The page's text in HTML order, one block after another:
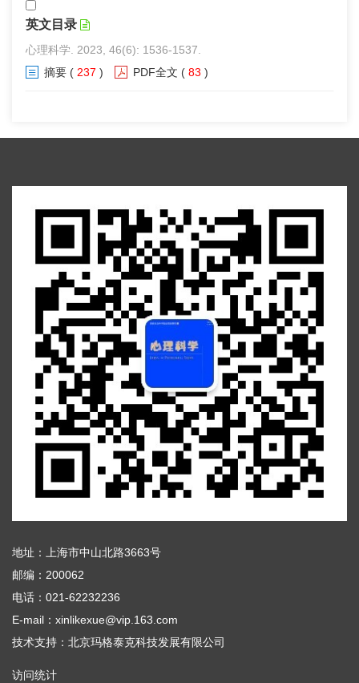
英文目录
心理科学. 2023, 46(6): 1536-1537.
摘要 ( 237 ) PDF全文 ( 83 )
地址：上海市中山北路3663号
邮编：200062
电话：021-62232236
E-mail：xinlikexue@vip.163.com
技术支持： 北京玛格泰克科技发展有限公司
访问统计